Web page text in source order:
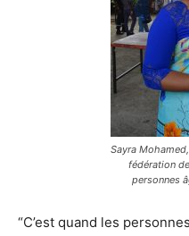
Sayra
fédération
personnes
“C’est quand les